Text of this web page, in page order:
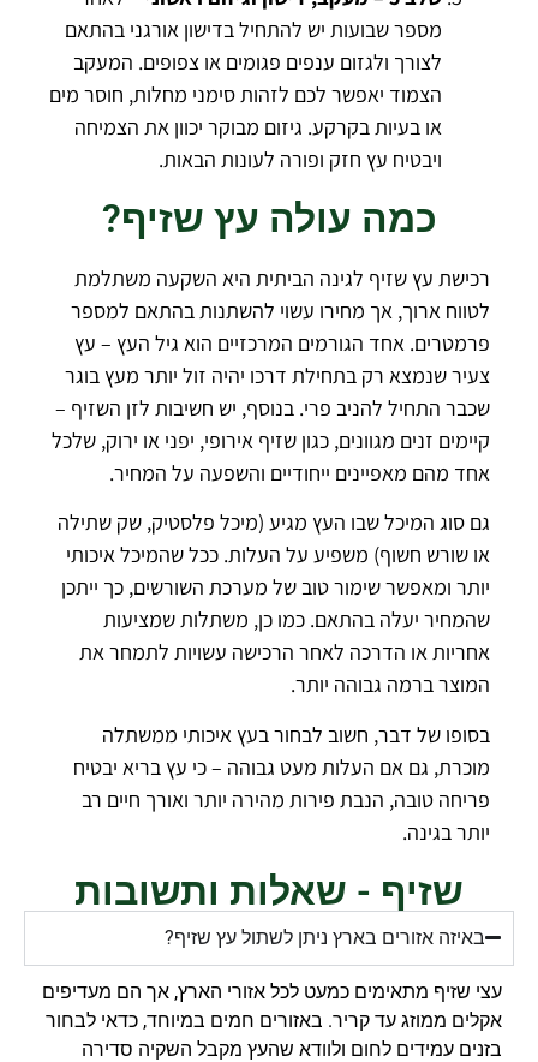
מספר שבועות יש להתחיל בדישון אורגני בהתאם
לצורך ולגזום ענפים פגומים או צפופים. המעקב
הצמוד יאפשר לכם לזהות סימני מחלות, חוסר מים
או בעיות בקרקע. גיזום מבוקר יכוון את הצמיחה
ויבטיח עץ חזק ופורה לעונות הבאות.
כמה עולה עץ שזיף?
רכישת עץ שזיף לגינה הביתית היא השקעה משתלמת
לטווח ארוך, אך מחירו עשוי להשתנות בהתאם למספר
פרמטרים. אחד הגורמים המרכזיים הוא גיל העץ – עץ
צעיר שנמצא רק בתחילת דרכו יהיה זול יותר מעץ בוגר
שכבר התחיל להניב פרי. בנוסף, יש חשיבות לזן השזיף –
קיימים זנים מגוונים, כגון שזיף אירופי, יפני או ירוק, שלכל
אחד מהם מאפיינים ייחודיים והשפעה על המחיר.
גם סוג המיכל שבו העץ מגיע (מיכל פלסטיק, שק שתילה
או שורש חשוף) משפיע על העלות. ככל שהמיכל איכותי
יותר ומאפשר שימור טוב של מערכת השורשים, כך ייתכן
שהמחיר יעלה בהתאם. כמו כן, משתלות שמציעות
אחריות או הדרכה לאחר הרכישה עשויות לתמחר את
המוצר ברמה גבוהה יותר.
בסופו של דבר, חשוב לבחור בעץ איכותי ממשתלה
מוכרת, גם אם העלות מעט גבוהה – כי עץ בריא יבטיח
פריחה טובה, הנבת פירות מהירה יותר ואורך חיים רב
יותר בגינה.
שזיף - שאלות ותשובות
באיזה אזורים בארץ ניתן לשתול עץ שזיף?
עצי שזיף מתאימים כמעט לכל אזורי הארץ, אך הם מעדיפים
אקלים ממוזג עד קריר. באזורים חמים במיוחד, כדאי לבחור
בזנים עמידים לחום ולוודא שהעץ מקבל השקיה סדירה